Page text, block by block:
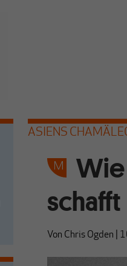
ASIENS
schafft
Von Chris Ogden